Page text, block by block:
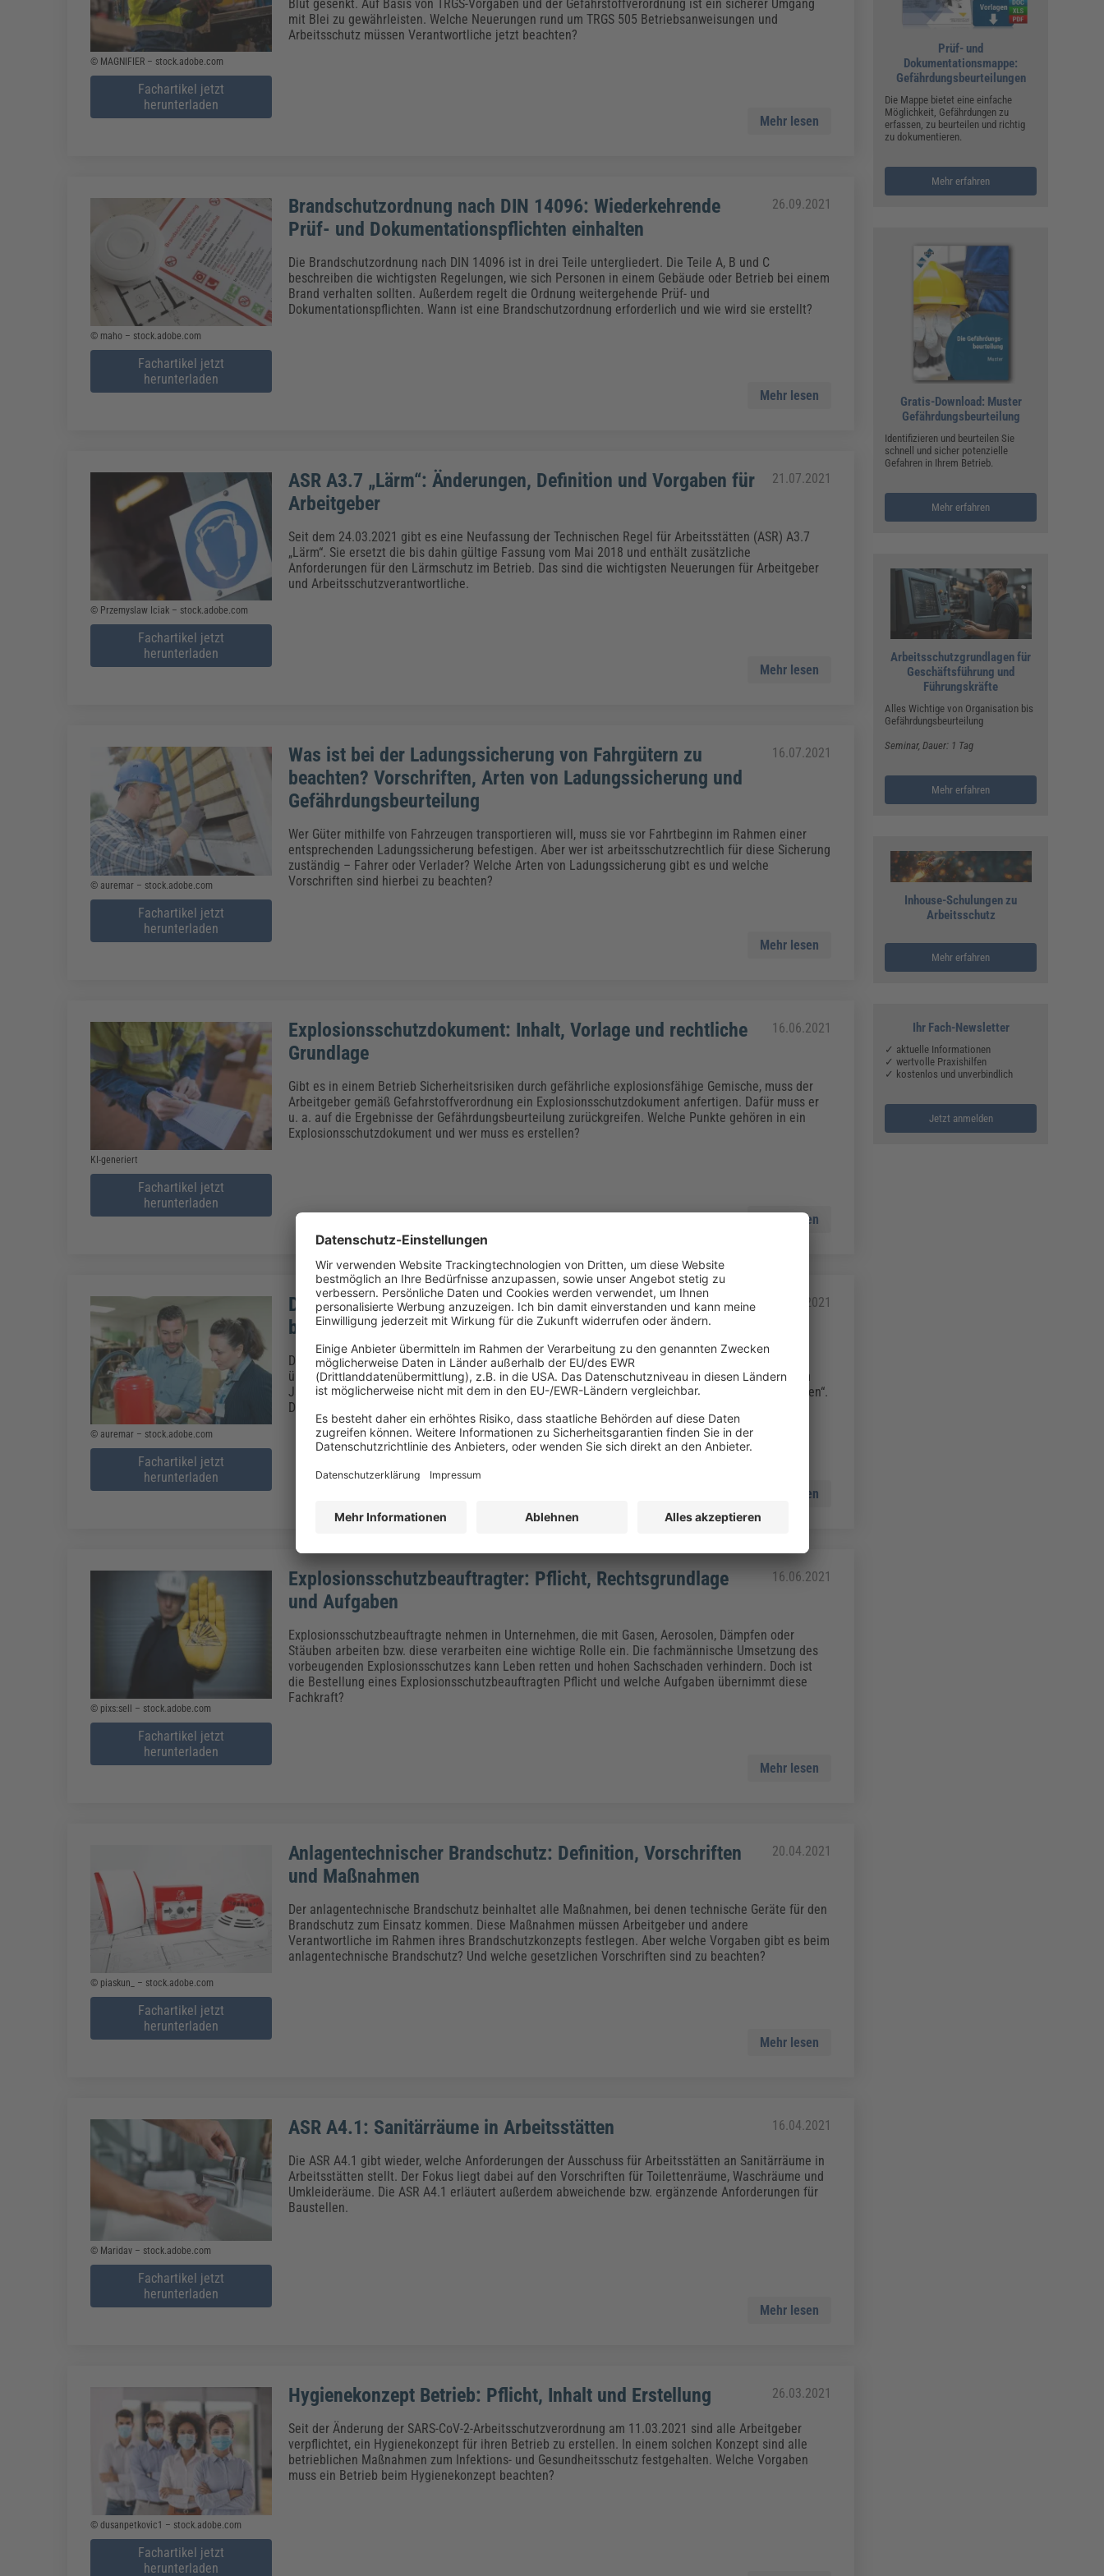
Energie & Umwelt
Führung & Management
Gesundheit & Pflege
Kommunales
Fachpublikationen & Arbeitshilfen
Bauhof
Grünflächen
Vergaberecht
Weiterbildungen (AKADEMIE HERKERT)
Bau, Immobilien & Gebäudemanagement
Künstliche Intelligenz
Künstliche Intelligenz
Personalmanagement
Personalwesen Weiterbildungen (AKADEMIE HERKERT)
Personal, Ausbildung & Recht
Reisekosten und Finanzen
© MAGNIFIER – stock.adobe.com
Fachartikel jetzt
herunterladen
Blut gesenkt. Auf Basis von TRGS-Vorgaben und der Gefahrstoffverordnung ist ein sicherer Umgang
mit Blei zu gewährleisten. Welche Neuerungen rund um TRGS 505 Betriebsanweisungen und
Arbeitsschutz müssen Verantwortliche jetzt beachten?
Mehr lesen
© maho – stock.adobe.com
Fachartikel jetzt
herunterladen
Brandschutzordnung nach DIN 14096: Wiederkehrende
Prüf- und Dokumentationspflichten einhalten
26.09.2021
Die Brandschutzordnung nach DIN 14096 ist in drei Teile untergliedert. Die Teile A, B und C
beschreiben die wichtigsten Regelungen, wie sich Personen in einem Gebäude oder Betrieb bei einem
Brand verhalten sollten. Außerdem regelt die Ordnung weitergehende Prüf- und
Dokumentationspflichten. Wann ist eine Brandschutzordnung erforderlich und wie wird sie erstellt?
Mehr lesen
© Przemyslaw Iciak – stock.adobe.com
Fachartikel jetzt
herunterladen
ASR A3.7 „Lärm“: Änderungen, Definition und Vorgaben für
Arbeitgeber
21.07.2021
Seit dem 24.03.2021 gibt es eine Neufassung der Technischen Regel für Arbeitsstätten (ASR) A3.7
„Lärm“. Sie ersetzt die bis dahin gültige Fassung vom Mai 2018 und enthält zusätzliche
Anforderungen für den Lärmschutz im Betrieb. Das sind die wichtigsten Neuerungen für Arbeitgeber
und Arbeitsschutzverantwortliche.
Mehr lesen
© auremar – stock.adobe.com
Fachartikel jetzt
herunterladen
Was ist bei der Ladungssicherung von Fahrgütern zu
beachten? Vorschriften, Arten von Ladungssicherung und
Gefährdungsbeurteilung
16.07.2021
Wer Güter mithilfe von Fahrzeugen transportieren will, muss sie vor Fahrtbeginn im Rahmen einer
entsprechenden Ladungssicherung befestigen. Aber wer ist arbeitsschutzrechtlich für diese Sicherung
zuständig – Fahrer oder Verlader? Welche Arten von Ladungssicherung gibt es und welche
Vorschriften sind hierbei zu beachten?
Mehr lesen
KI-generiert
Fachartikel jetzt
herunterladen
Explosionsschutzdokument: Inhalt, Vorlage und rechtliche
Grundlage
16.06.2021
Gibt es in einem Betrieb Sicherheitsrisiken durch gefährliche explosionsfähige Gemische, muss der
Arbeitgeber gemäß Gefahrstoffverordnung ein Explosionsschutzdokument anfertigen. Dafür muss er
u. a. auf die Ergebnisse der Gefährdungsbeurteilung zurückgreifen. Welche Punkte gehören in ein
Explosionsschutzdokument und wer muss es erstellen?
Mehr lesen
© auremar – stock.adobe.com
Fachartikel jetzt
herunterladen
DGUV Information 205-001: Änderungen für den
betrieblichen Brandschutz in der Praxis
16.06.2021
Die DGUV Information 205-001 „Betrieblicher Brandschutz in der Praxis“ wurde umfangreich
überarbeitet und ist im Dezember 2020 erschienen. Sie ersetzt nicht nur die alte Fassung aus dem
Jahr 2013, sondern auch die DGUV Information 205-002 „Brandschutz bei feuergefährlichen Arbeiten“.
Das sind die Änderungen und die Inhalte der DGUV Information 205-001.
Mehr lesen
© pixs:sell – stock.adobe.com
Fachartikel jetzt
herunterladen
Explosionsschutzbeauftragter: Pflicht, Rechtsgrundlage
und Aufgaben
16.06.2021
Explosionsschutzbeauftragte nehmen in Unternehmen, die mit Gasen, Aerosolen, Dämpfen oder
Stäuben arbeiten bzw. diese verarbeiten eine wichtige Rolle ein. Die fachmännische Umsetzung des
vorbeugenden Explosionsschutzes kann Leben retten und hohen Sachschaden verhindern. Doch ist
die Bestellung eines Explosionsschutzbeauftragten Pflicht und welche Aufgaben übernimmt diese
Fachkraft?
Mehr lesen
© piaskun_ – stock.adobe.com
Fachartikel jetzt
herunterladen
Anlagentechnischer Brandschutz: Definition, Vorschriften
und Maßnahmen
20.04.2021
Der anlagentechnische Brandschutz beinhaltet alle Maßnahmen, bei denen technische Geräte für den
Brandschutz zum Einsatz kommen. Diese Maßnahmen müssen Arbeitgeber und andere
Verantwortliche im Rahmen ihres Brandschutzkonzepts festlegen. Aber welche Vorgaben gibt es beim
anlagentechnische Brandschutz? Und welche gesetzlichen Vorschriften sind zu beachten?
Mehr lesen
© Maridav – stock.adobe.com
Fachartikel jetzt
herunterladen
ASR A4.1: Sanitärräume in Arbeitsstätten 16.04.2021
Die ASR A4.1 gibt wieder, welche Anforderungen der Ausschuss für Arbeitsstätten an Sanitärräume in
Arbeitsstätten stellt. Der Fokus liegt dabei auf den Vorschriften für Toilettenräume, Waschräume und
Umkleideräume. Die ASR A4.1 erläutert außerdem abweichende bzw. ergänzende Anforderungen für
Baustellen.
Mehr lesen
© dusanpetkovic1 – stock.adobe.com
Fachartikel jetzt
herunterladen
Hygienekonzept Betrieb: Pflicht, Inhalt und Erstellung 26.03.2021
Seit der Änderung der SARS-CoV-2-Arbeitsschutzverordnung am 11.03.2021 sind alle Arbeitgeber
verpflichtet, ein Hygienekonzept für ihren Betrieb zu erstellen. In einem solchen Konzept sind alle
betrieblichen Maßnahmen zum Infektions- und Gesundheitsschutz festgehalten. Welche Vorgaben
muss ein Betrieb beim Hygienekonzept beachten?
Prüf- und
Dokumentationsmappe:
Gefährdungsbeurteilungen
Die Mappe bietet eine einfache
Möglichkeit, Gefährdungen zu
erfassen, zu beurteilen und richtig
zu dokumentieren.
Mehr erfahren
Gratis-Download: Muster
Gefährdungsbeurteilung
Identifizieren und beurteilen Sie
schnell und sicher potenzielle
Gefahren in Ihrem Betrieb.
Mehr erfahren
Arbeitsschutzgrundlagen für
Geschäftsführung und
Führungskräfte
Alles Wichtige von Organisation bis
Gefährdungsbeurteilung
Seminar, Dauer: 1 Tag
Mehr erfahren
Inhouse-Schulungen zu
Arbeitsschutz
Mehr erfahren
Ihr Fach-Newsletter
✓ aktuelle Informationen
✓ wertvolle Praxishilfen
✓ kostenlos und unverbindlich
Jetzt anmelden